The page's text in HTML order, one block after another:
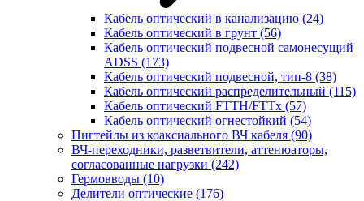
Кабель оптический в канализацию (24)
Кабель оптический в грунт (56)
Кабель оптический подвесной самонесущий
ADSS (173)
Кабель оптический подвесной, тип-8 (38)
Кабель оптический распределительный (115)
Кабель оптический FTTH/FTTx (57)
Кабель оптический огнестойкий (54)
Пигтейлы из коаксиального ВЧ кабеля (90)
ВЧ-переходники, разветвители, аттенюаторы,
согласованные нагрузки (242)
Гермовводы (10)
Делители оптические (176)